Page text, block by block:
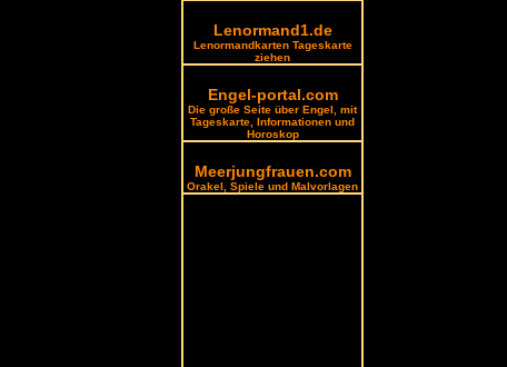
Lenormand1.de
Lenormandkarten Tageskarte
ziehen
Engel-portal.com
Die große Seite über Engel, mit
Tageskarte, Informationen und
Horoskop
Meerjungfrauen.com
Orakel, Spiele und Malvorlagen